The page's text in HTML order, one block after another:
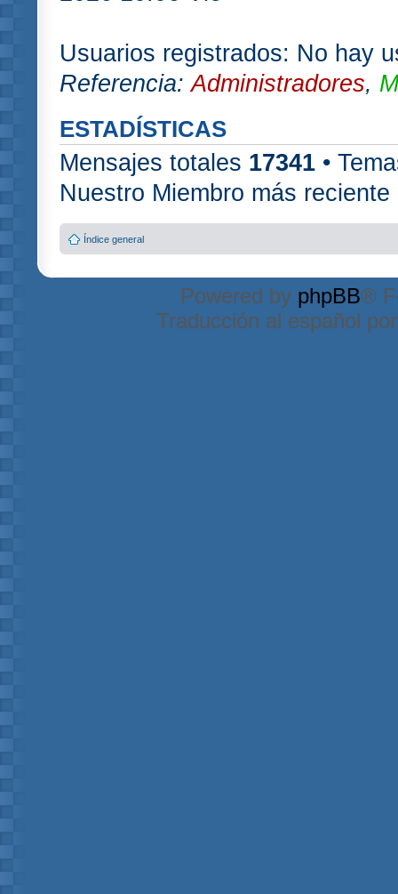
Usuarios registrados: No hay
Referencia:Administradores,
ESTADÍSTICAS
Mensajes totales 17341 •
Nuestro Miembro más
Índice general
Powered by phpBB®
Traducción al español